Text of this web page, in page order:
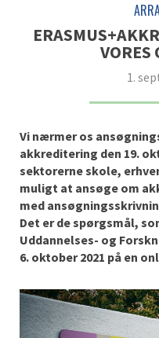
VORES
1.
Vi nærmer os
akkreditering den 19.
sektorerne skole,
muligt at ansøge om
med
Det er de spørgsmål,
Uddannelses- og
6. oktober 2021 på en